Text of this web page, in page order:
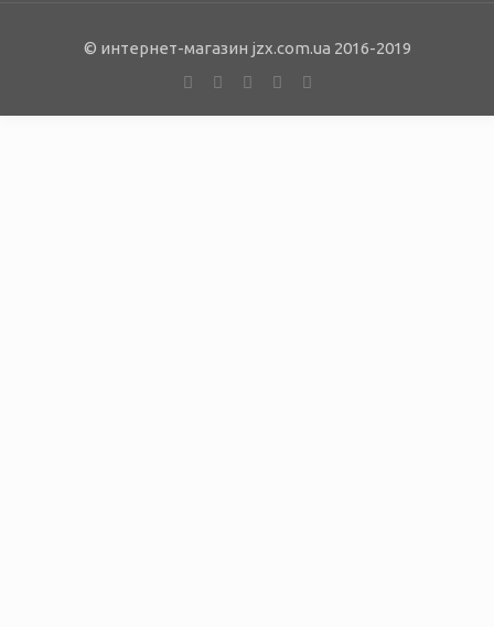
© интернет-магазин jzx.com.ua 2016-2019